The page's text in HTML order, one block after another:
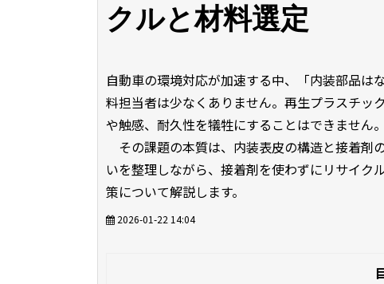
クルと材料選定
自動車の環境対応が加速する中、「内装部品
料担当者は少なくありません。再生プラスチッ
や触感、耐久性を犠牲にすることはできません。
その課題の本質は、内装表皮の構造と接着剤
いを整理しながら、接着剤を使わずにリサイ
策について解説します。
2026-01-22 14:04